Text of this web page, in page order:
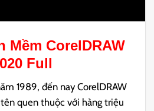
Mềm CorelDRAW
Full
1989, đến nay CorelDRAW
quen thuộc với hàng triệu